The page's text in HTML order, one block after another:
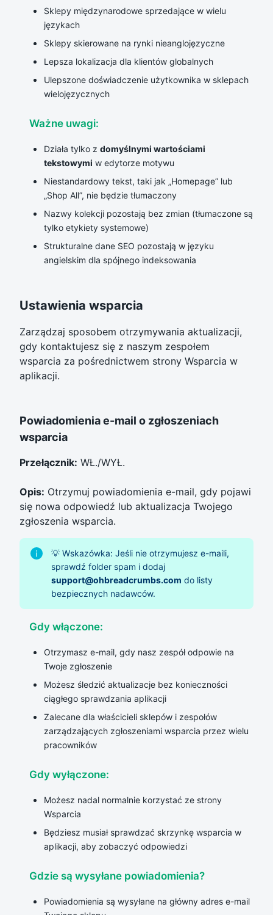
Sklepy międzynarodowe sprzedające w wielu
językach
Sklepy skierowane na rynki nieanglojęzyczne
Lepsza lokalizacja dla klientów globalnych
Ulepszone doświadczenie użytkownika w sklepach
wielojęzycznych
Ważne uwagi:
Działa tylko z domyślnymi wartościami
tekstowymi w edytorze motywu
Niestandardowy tekst, taki jak „Homepage” lub
„Shop All”, nie będzie tłumaczony
Nazwy kolekcji pozostają bez zmian (tłumaczone są
tylko etykiety systemowe)
Strukturalne dane SEO pozostają w języku
angielskim dla spójnego indeksowania
Ustawienia wsparcia
Zarządzaj sposobem otrzymywania aktualizacji,
gdy kontaktujesz się z naszym zespołem
wsparcia za pośrednictwem strony Wsparcia w
aplikacji.
Powiadomienia e-mail o zgłoszeniach
wsparcia
Przełącznik: WŁ./WYŁ.
Opis: Otrzymuj powiadomienia e-mail, gdy pojawi
się nowa odpowiedź lub aktualizacja Twojego
zgłoszenia wsparcia.
💡 Wskazówka: Jeśli nie otrzymujesz e-maili,
sprawdź folder spam i dodaj
support@ohbreadcrumbs.com do listy
bezpiecznych nadawców.
Gdy włączone:
Otrzymasz e-mail, gdy nasz zespół odpowie na
Twoje zgłoszenie
Możesz śledzić aktualizacje bez konieczności
ciągłego sprawdzania aplikacji
Zalecane dla właścicieli sklepów i zespołów
zarządzających zgłoszeniami wsparcia przez wielu
pracowników
Gdy wyłączone:
Możesz nadal normalnie korzystać ze strony
Wsparcia
Będziesz musiał sprawdzać skrzynkę wsparcia w
aplikacji, aby zobaczyć odpowiedzi
Gdzie są wysyłane powiadomienia?
Powiadomienia są wysyłane na główny adres e-mail